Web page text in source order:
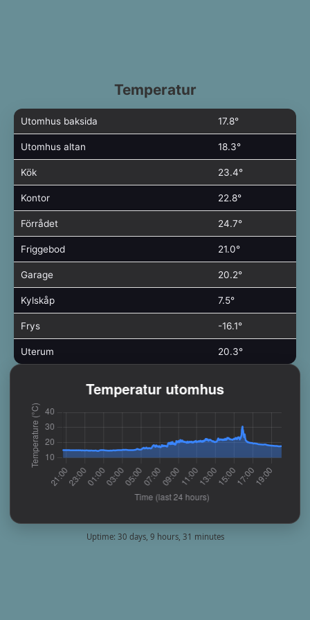
Temperatur
Utomhus baksida 17.8°
Utomhus altan 18.3°
Kök 23.4°
Kontor 22.8°
Förrådet 24.7°
Friggebod 21.0°
Garage 20.2°
Kylskåp 7.5°
Frys -16.1°
Uterum 20.3°
Uptime: 30 days, 9 hours, 31 minutes